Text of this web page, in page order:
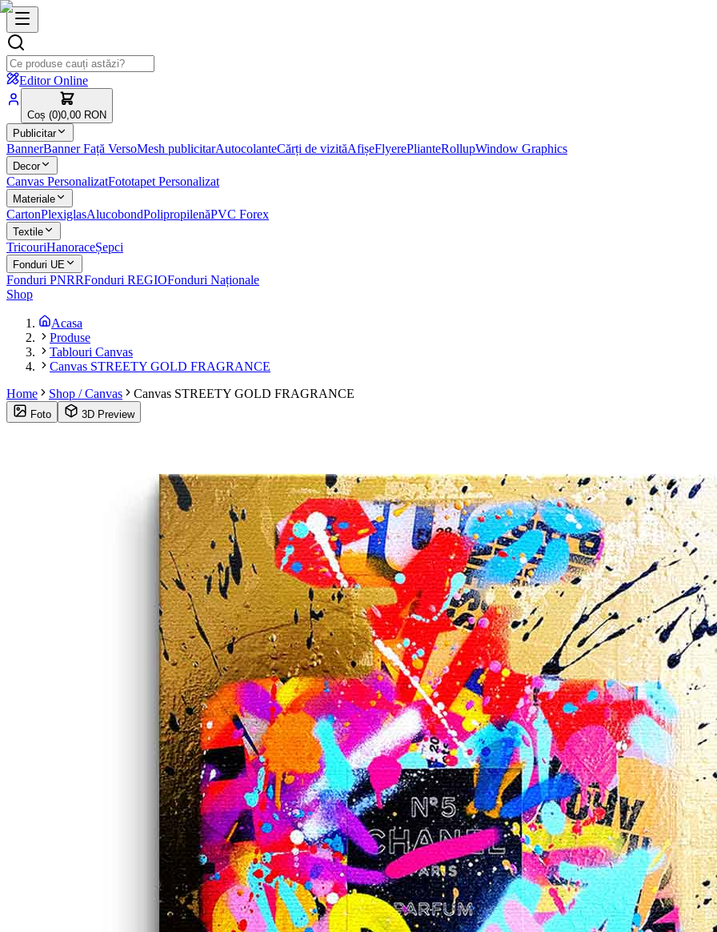
Editor Online
Coș (0)0,00 RON
Publicitar
BannerBanner Față VersoMesh publicitarAutocolanteCărți de vizităAfișeFlyerePlianteRollupWindow Graphics
Decor
Canvas PersonalizatFototapet Personalizat
Materiale
CartonPlexiglasAlucobondPolipropilenăPVC Forex
Textile
TricouriHanoraceȘepci
Fonduri UE
Fonduri PNRRFonduri REGIOFonduri Naționale
Shop
Acasa
Produse
Tablouri Canvas
Canvas STREETY GOLD FRAGRANCE
Home
Shop / Canvas Canvas STREETY GOLD FRAGRANCE
Foto 3D Preview